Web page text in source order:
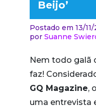
Beijo’
Postado em 13/
por Suanne
Nem todo galã
faz!
GQ Magazine,
uma entrevista